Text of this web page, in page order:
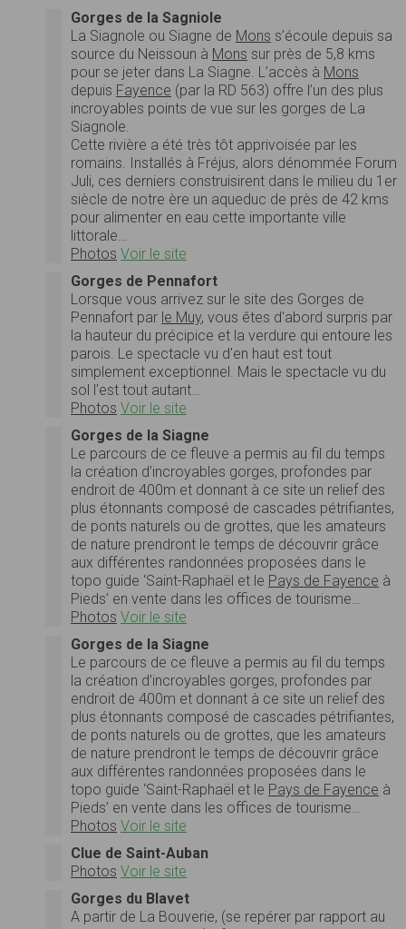
Gorges de la Sagniole
La Siagnole ou Siagne de Mons s’écoule depuis sa
source du Neissoun à Mons sur près de 5,8 kms
pour se jeter dans La Siagne. L’accès à Mons
depuis Fayence (par la RD 563) offre l’un des plus
incroyables points de vue sur les gorges de La
Siagnole.
Cette rivière a été très tôt apprivoisée par les
romains. Installés à Fréjus, alors dénommée Forum
Juli, ces derniers construisirent dans le milieu du 1er
siècle de notre ère un aqueduc de près de 42 kms
pour alimenter en eau cette importante ville
littorale…
Photos Voir le site
Gorges de Pennafort
Lorsque vous arrivez sur le site des Gorges de
Pennafort par le Muy, vous êtes d'abord surpris par
la hauteur du précipice et la verdure qui entoure les
parois. Le spectacle vu d'en haut est tout
simplement exceptionnel. Mais le spectacle vu du
sol l'est tout autant…
Photos Voir le site
Gorges de la Siagne
Le parcours de ce fleuve a permis au fil du temps
la création d’incroyables gorges, profondes par
endroit de 400m et donnant à ce site un relief des
plus étonnants composé de cascades pétrifiantes,
de ponts naturels ou de grottes, que les amateurs
de nature prendront le temps de découvrir grâce
aux différentes randonnées proposées dans le
topo guide ‘Saint-Raphaël et le Pays de Fayence à
Pieds’ en vente dans les offices de tourisme…
Photos Voir le site
Gorges de la Siagne
Le parcours de ce fleuve a permis au fil du temps
la création d’incroyables gorges, profondes par
endroit de 400m et donnant à ce site un relief des
plus étonnants composé de cascades pétrifiantes,
de ponts naturels ou de grottes, que les amateurs
de nature prendront le temps de découvrir grâce
aux différentes randonnées proposées dans le
topo guide ‘Saint-Raphaël et le Pays de Fayence à
Pieds’ en vente dans les offices de tourisme…
Photos Voir le site
Clue de Saint-Auban
Photos Voir le site
Gorges du Blavet
A partir de La Bouverie, (se repérer par rapport au